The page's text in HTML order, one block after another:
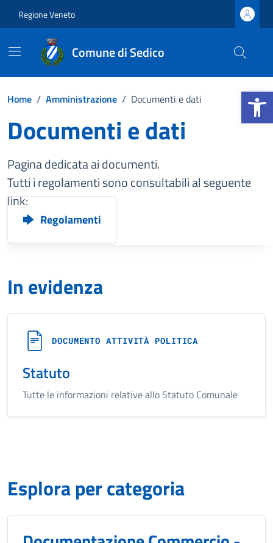
Apri la
Regione Veneto
Comune di Sedico
Home / Amministrazione / Documenti e dati
Documenti e dati
Pagina dedicata ai documenti.
Tutti i regolamenti sono consultabili al seguente
link:
Regolamenti
In evidenza
DOCUMENTO ATTIVITÀ POLITICA
Statuto
Tutte le informazioni relative allo Statuto Comunale
Esplora per categoria